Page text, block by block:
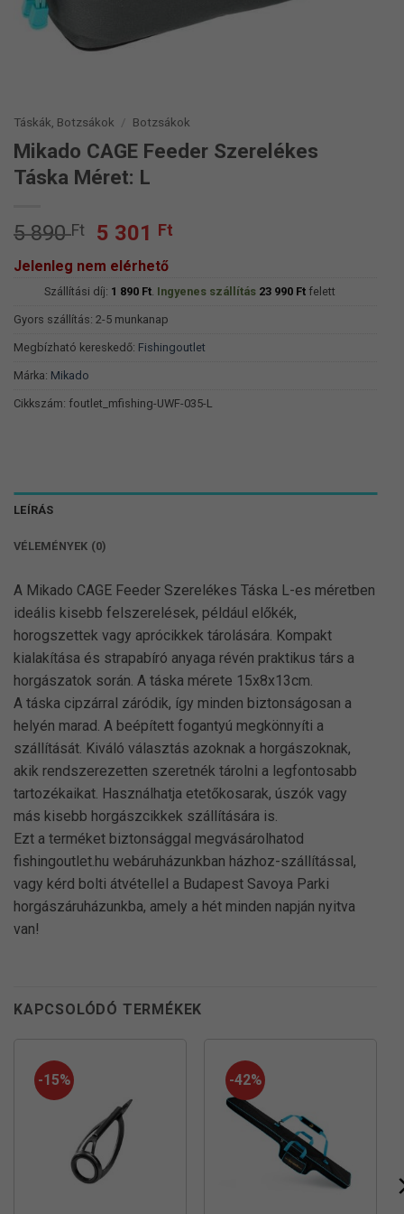
Táskák, Botzsákok / Botzsákok
Mikado CAGE Feeder Szerelékes
Táska Méret: L
5 890Ft
Original
price
was:
5
890 Ft.
5 301 Ft
5
Jelenleg nem elérhető
Szállítási díj: 1 890 Ft. Ingyenes szállítás 23 990 Ftfelett
Gyors szállítás: 2-5 munkanap
Megbízható kereskedő: Fishingoutlet
Márka: Mikado
Cikkszám: foutlet_mfishing-UWF-035-L
LEÍRÁS
VÉLEMÉNYEK (0)
A Mikado CAGE Feeder Szerelékes Táska L-es méretben
ideális kisebb felszerelések, például előkék,
horogszettek vagy aprócikkek tárolására. Kompakt
kialakítása és strapabíró anyaga révén praktikus társ a
horgászatok során. A táska mérete 15x8x13cm.
A táska cipzárral záródik, így minden biztonságosan a
helyén marad. A beépített fogantyú megkönnyíti a
szállítását. Kiváló választás azoknak a horgászoknak,
akik rendszerezetten szeretnék tárolni a legfontosabb
tartozékaikat. Használhatja etetőkosarak, úszók vagy
más kisebb horgászcikkek szállítására is.
Ezt a terméket biztonsággal megvásárolhatod
fishingoutlet.hu webáruházunkban házhoz-szállítással,
vagy kérd bolti átvétellel a Budapest Savoya Parki
horgászáruházunkba, amely a hét minden napján nyitva
van!
KAPCSOLÓDÓ TERMÉKEK
-15% -42%